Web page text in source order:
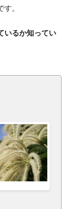
。
いるか知ってい